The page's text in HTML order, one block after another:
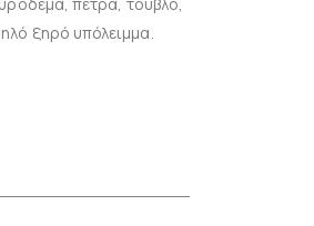
ξηρό υπόλειμμα.